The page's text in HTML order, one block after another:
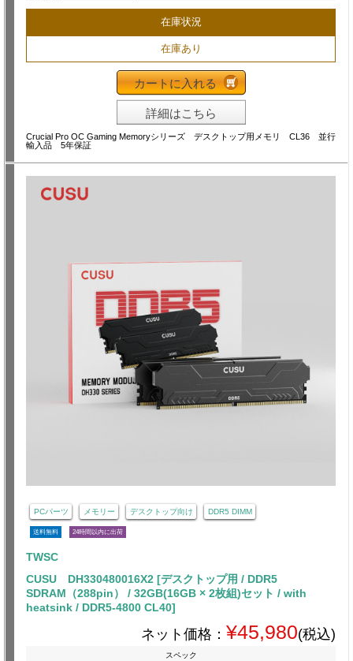
在庫状況
在庫あり
カートに入れる
詳細はこちら
Crucial Pro OC Gaming Memoryシリーズ デスクトップ用メモリ CL36 並行
輸入品 5年保証
PCパーツ メモリー デスクトップ向け DDR5 DIMM
送料無料 24時間以内に出荷
TWSC
CUSU DH330480016X2 [デスクトップ用 / DDR5
SDRAM（288pin） / 32GB(16GB × 2枚組)セット / with
heatsink / DDR5-4800 CL40]
ネット価格： ¥45,980(税込)
スペック